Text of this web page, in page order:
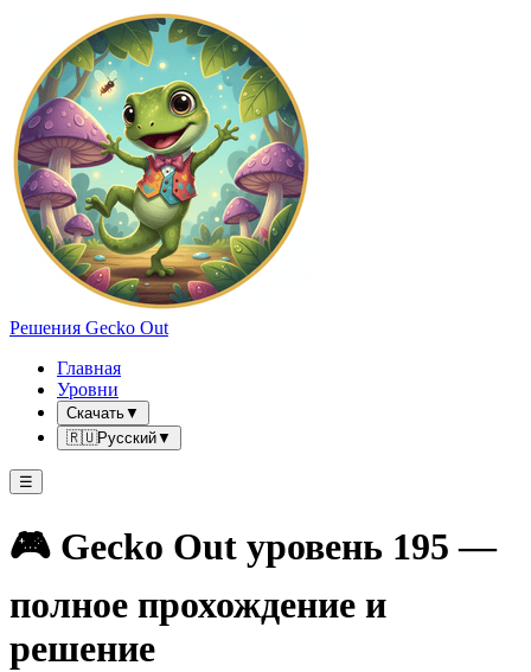
Решения Gecko Out
Главная
Уровни
Скачать▼
🇷🇺Русский▼
☰
🎮 Gecko Out уровень 195 —
полное прохождение и
решение